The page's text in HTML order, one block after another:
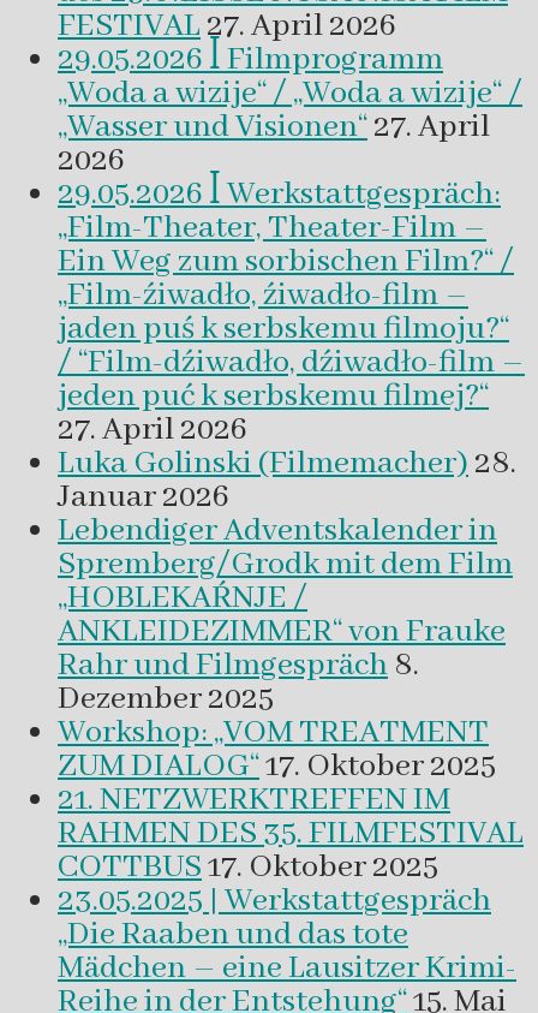
FESTIVAL27. April 2026
29.05.2026 ꟾ Filmprogramm
„Woda a wizije“ / „Woda a wizije“ /
„Wasser und Visionen“27. April
2026
29.05.2026 ꟾ Werkstattgespräch:
„Film-Theater, Theater-Film –
Ein Weg zum sorbischen Film?“ /
„Film-źiwadło, źiwadło-film –
jaden puś k serbskemu filmoju?“
/ “Film-dźiwadło, dźiwadło-film –
jeden puć k serbskemu filmej?“
27. April 2026
Luka Golinski (Filmemacher)28.
Januar 2026
Lebendiger Adventskalender in
Spremberg/Grodk mit dem Film
„HOBLEKAŔNJE /
ANKLEIDEZIMMER“ von Frauke
Rahr und Filmgespräch 8.
Dezember 2025
Workshop: „VOM TREATMENT
ZUM DIALOG“17. Oktober 2025
21. NETZWERKTREFFEN IM
RAHMEN DES 35. FILMFESTIVAL
COTTBUS17. Oktober 2025
23.05.2025 | Werkstattgespräch
„Die Raaben und das tote
Mädchen – eine Lausitzer Krimi-
Reihe in der Entstehung“15. Mai